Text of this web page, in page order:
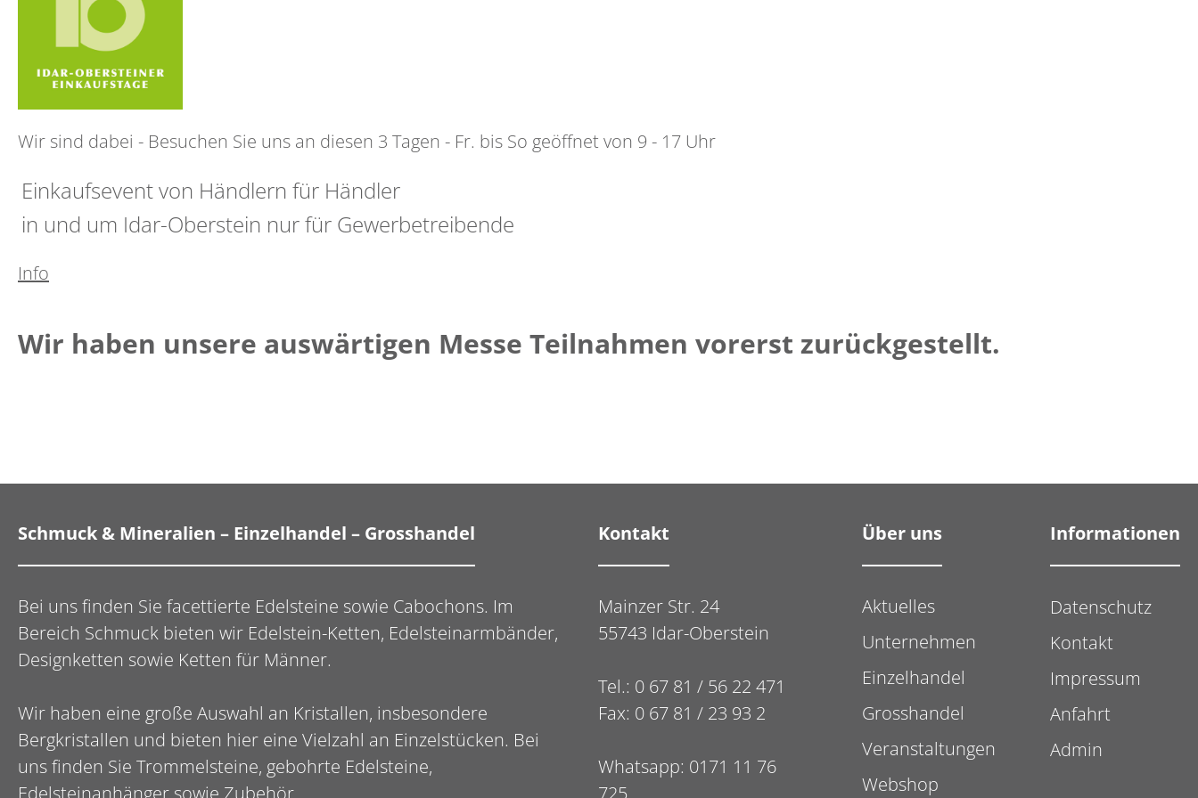
Wir sind dabei - Besuchen Sie uns an diesen 3 Tagen - Fr. bis So geöffnet von 9 - 17 Uhr
Einkaufsevent von Händlern für Händler
in und um Idar-Oberstein nur für Gewerbetreibende
Info
Wir haben unsere auswärtigen Messe Teilnahmen vorerst zurückgestellt.
Schmuck & Mineralien – Einzelhandel – Grosshandel
Bei uns finden Sie facettierte Edelsteine sowie Cabochons. Im
Bereich Schmuck bieten wir Edelstein-Ketten, Edelsteinarmbänder,
Designketten sowie Ketten für Männer.
Wir haben eine große Auswahl an Kristallen, insbesondere
Bergkristallen und bieten hier eine Vielzahl an Einzelstücken. Bei
uns finden Sie Trommelsteine, gebohrte Edelsteine,
Edelsteinanhänger sowie Zubehör.
Kontakt
Mainzer Str. 24
55743 Idar-Oberstein
Tel.: 0 67 81 / 56 22 471
Fax: 0 67 81 / 23 93 2
Whatsapp: 0171 11 76
725
Über uns
Aktuelles
Unternehmen
Einzelhandel
Grosshandel
Veranstaltungen
Webshop
Datenschutz
Kontakt
Impressum
Anfahrt
Admin